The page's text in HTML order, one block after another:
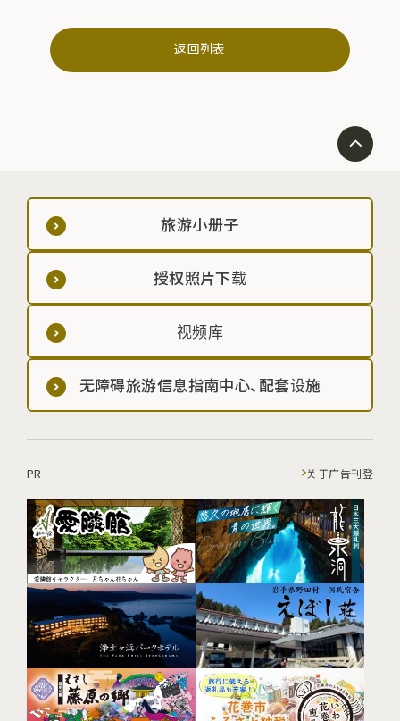
返回列表
旅游小册子
授权照片下载
视频库
无障碍旅游信息指南中心、配套设施
PR 关于广告刊登